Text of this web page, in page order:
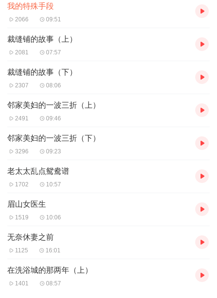
我的特殊手段
2066 09:51
裁缝铺的故事（上）
2081 07:57
裁缝铺的故事（下）
2307 08:06
邻家美妇的一波三折（上）
2491 09:46
邻家美妇的一波三折（下）
3296 09:23
老太太乱点鸳鸯谱
1702 10:57
眉山女医生
1519 10:06
无奈休妻之前
1125 16:01
在洗浴城的那两年（上）
1401 08:57